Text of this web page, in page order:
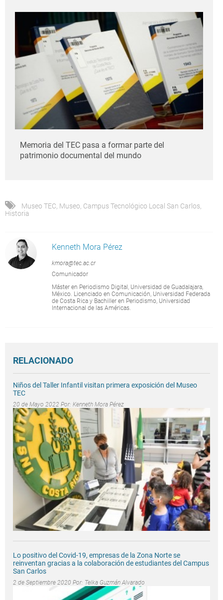
Memoria del TEC pasa a formar parte del
patrimonio documental del mundo
Museo TEC Museo Campus Tecnológico Local San Carlos
Historia
Kenneth Mora Pérez
kmora@tec.ac.cr
Comunicador
Máster en Periodismo Digital, Universidad de Guadalajara,
México. Licenciado en Comunicación, Universidad Federada
de Costa Rica y Bachiller en Periodismo, Universidad
Internacional de las Américas.
RELACIONADO
Niños del Taller Infantil visitan primera exposición del Museo
TEC
20 de Mayo 2022 Por: Kenneth Mora Pérez
Lo positivo del Covid-19, empresas de la Zona Norte se
reinventan gracias a la colaboración de estudiantes del Campus
San Carlos
2 de Septiembre 2020 Por: Telka Guzmán Alvarado